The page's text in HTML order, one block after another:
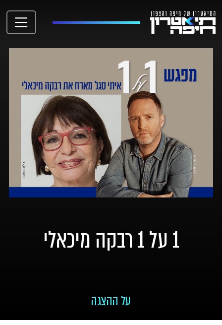
1 על 1 רבקה מיכאלי
על ההצגה